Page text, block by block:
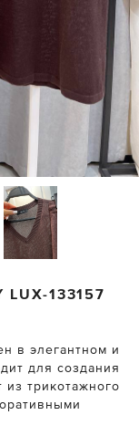
LUX-133157
в элегантном и
для создания
из трикотажного